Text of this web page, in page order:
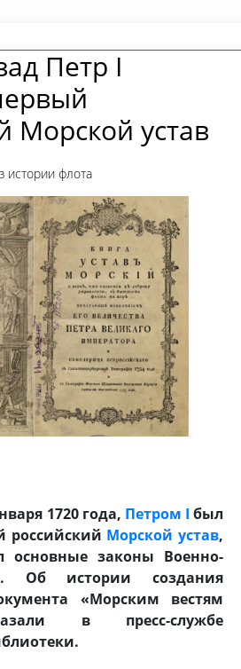
Петр I
Морской устав
истории флота
1720 года, Петром I был
российский Морской устав,
основные законы Военно-
Об истории создания
«Морским вестям
в пресс-службе